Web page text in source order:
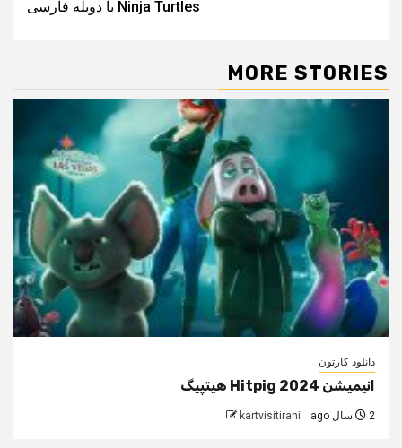
Ninja Turtles با دوبله فارسی
MORE STORIES
دانلود کارتون
انیمیشن Hitpig 2024 هیتپیگ
2 سال ago kartvisitirani